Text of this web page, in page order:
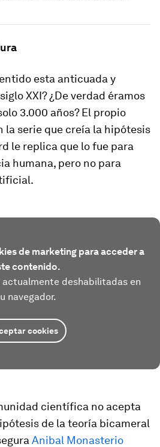
esta anticuada y
XXI? ¿De verdad éramos
3.000 años? El propio
la serie que creía la hipótesis
le replica que lo fue para
humana, pero no para
de marketing para acceder a
contenido.
deshabilitadas en
navegador.
cookies
científica no acepta
de la teoría bicameral
Anibal Monasterio